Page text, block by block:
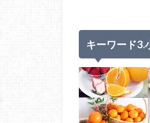
キーワード3.